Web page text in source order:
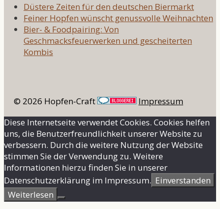
Düstere Zeiten für den deutschen Biermarkt
Feiner Hopfen wünscht genussvolle Weihnachten
Bier- & Foodpairing: Von
Geschmacksfeuerwerken und gescheiterten
Kombis
© 2026 Hopfen-Craft
Impressum
Diese Internetseite verwendet Cookies. Cookies helfen
uns, die Benutzerfreundlichkeit unserer Website zu
verbessern. Durch die weitere Nutzung der Website
stimmen Sie der Verwendung zu. Weitere
Informationen hierzu finden Sie in unserer
Datenschutzerklärung im Impressum. Einverstanden
Weiterlesen